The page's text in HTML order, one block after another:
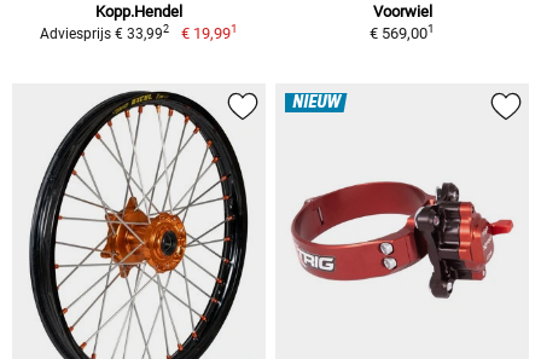
Kopp.Hendel
Adviesprijs € 33,992 € 19,991
Voorwiel
€ 569,001
NIEUW